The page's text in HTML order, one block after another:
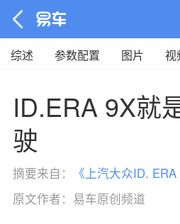
综述 参数配置 图片 视
ID.ERA 9X就
驶
摘要来自： 《
原文作者： 易车原创频道